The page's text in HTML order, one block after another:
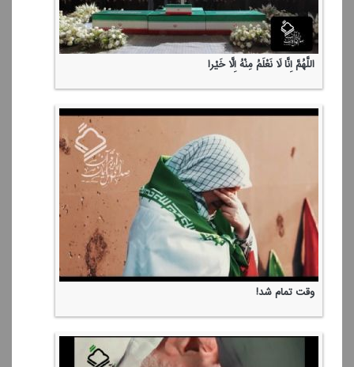
اللَّهُمَّ إِنَّا لَا نَعْلَمُ مِنْهُ إِلَّا خَیْرا
وقت تمام شد!